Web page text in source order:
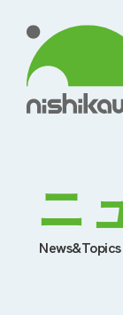
ニ
News&Topics